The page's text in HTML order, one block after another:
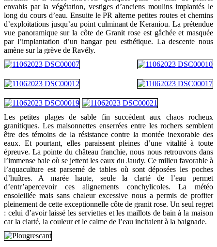
envahis par la végétation, vestiges d’anciens moulins implantés le
long du cours d’eau. Ensuite le PR alterne petites routes et chemins
d’exploitations jusqu’au point culminant de Keraniou. La prétendue
vue panoramique sur la côte de Granit rose est gâchée et masquée
par l’implantation d’un hangar peu esthétique. La descente nous
amène sur la grève de Ravély.
Les petites plages de sable fin succèdent aux chaos rocheux
granitiques. Les maisonnettes enserrées entre les rochers semblent
être des témoins de la résistance contre la montée inexorable des
eaux. Et pourtant, elles paraissent pleines d’une vitalité à toute
épreuve. La pointe du château franchie, nous nous retrouvons dans
l’immense baie où se jettent les eaux du Jaudy. Ce milieu favorable à
l’aquaculture est parsemé de tables où sont déposées les poches
d’huîtres. A marée haute, seule la clarté de l’eau permet
d’entr’apercevoir ces alignements conchylicoles. La météo
ensoleillée mais sans chaleur excessive nous a permis de profiter
pleinement de cette exceptionnelle côte de granit rose. Un seul regret
: celui d’avoir laissé les serviettes et les maillots de bain à la maison
car la clarté, la couleur et le calme de l’eau incitaient à la baignade.